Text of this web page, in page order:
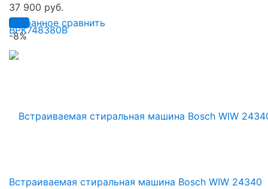
избранное сравнить
37 900 руб.
-8%
Встраиваемая стиральная машина Bosch WIW 24340